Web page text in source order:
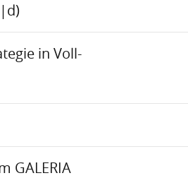
in Voll-
GALERIA